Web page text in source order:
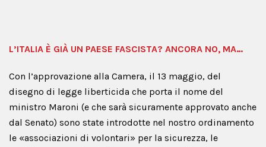
L’ITALIA È GIÀ UN PAESE FASCISTA? ANCORA NO, MA…
Con l’approvazione alla Camera, il 13 maggio, del
disegno di legge liberticida che porta il nome del
ministro Maroni (e che sarà sicuramente approvato anche
dal Senato) sono state introdotte nel nostro ordinamento
le «associazioni di volontari» per la sicurezza, le